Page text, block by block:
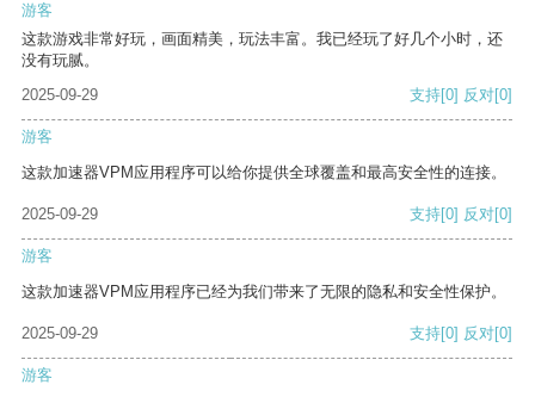
游客
这款游戏非常好玩，画面精美，玩法丰富。我已经玩了好几个小时，还
没有玩腻。
2025-09-29
支持[0] 反对[0]
游客
这款加速器VPM应用程序可以给你提供全球覆盖和最高安全性的连接。
2025-09-29 支持[0] 反对[0]
游客
这款加速器VPM应用程序已经为我们带来了无限的隐私和安全性保护。
2025-09-29 支持[0] 反对[0]
游客